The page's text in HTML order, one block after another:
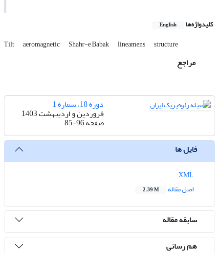
کلیدواژه‌ها English
Tilt aeromagnetic Shahr-e Babak lineamens structure
مراجع
دوره 18، شماره 1
فروردین و اردیبهشت 1403
صفحه85-96
فایل ها
اصل مقاله
2.39 M
سابقه مقاله
هم رسانی